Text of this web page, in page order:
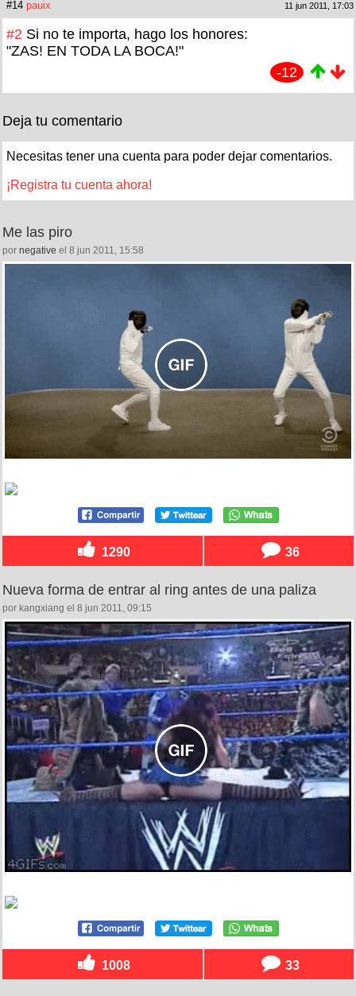
#14 pauix 11 jun 2011, 17:03
#2 Si no te importa, hago los honores:
"ZAS! EN TODA LA BOCA!"
-12
Deja tu comentario
Necesitas tener una cuenta para poder dejar comentarios.
¡Registra tu cuenta ahora!
Me las piro
por negative el 8 jun 2011, 15:58
1290 36
Nueva forma de entrar al ring antes de una paliza
por kangxiang el 8 jun 2011, 09:15
1008 33